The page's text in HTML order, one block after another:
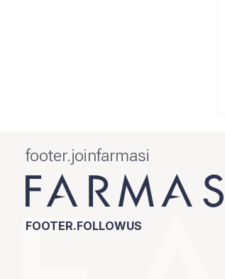
footer.joinfarmasi
FOOTER.FOLLOWUS